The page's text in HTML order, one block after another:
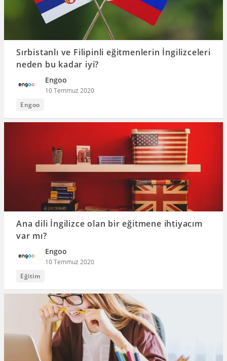
Sırbistanlı ve Filipinli eğitmenlerin İngilizceleri
neden bu kadar iyi?
Engoo
10 Temmuz 2020
Engoo
Ana dili İngilizce olan bir eğitmene ihtiyacım
var mı?
Engoo
10 Temmuz 2020
Eğitim